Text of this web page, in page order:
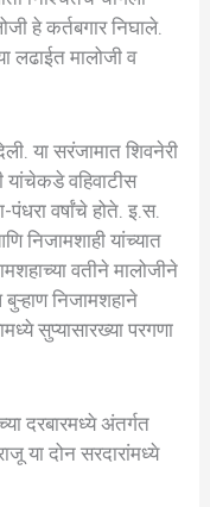
हे कर्तबगार निघाले.
लढाईत मालोजी व
या सरंजामात शिवनेरी
यांचेकडे वहिवाटीस
वर्षांचे होते. इ.स.
निजामशाही यांच्यात
वतीने मालोजीने
निजामशहाने
सुप्यासारख्या परगणा
दरबारमध्ये अंतर्गत
या दोन सरदारांमध्ये